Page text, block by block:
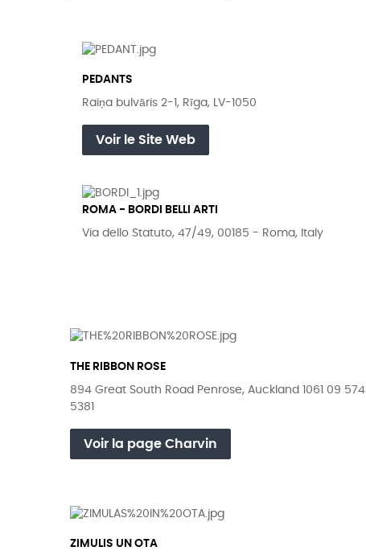
PEDANTS
Raiņa bulvāris 2-1, Rīga, LV-1050
Voir le Site Web
ROMA - BORDI BELLI ARTI
Via dello Statuto, 47/49, 00185 - Roma, Italy
THE RIBBON ROSE
894 Great South Road Penrose, Auckland 1061 09 574
5381
Voir la page Charvin
ZIMULIS UN OTA